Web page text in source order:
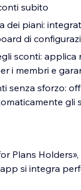
subito
dei piani:
di
sconti:
i membri e
senza sforzo:
Plans
si integra